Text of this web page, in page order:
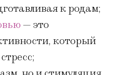
к родам;
— это
который